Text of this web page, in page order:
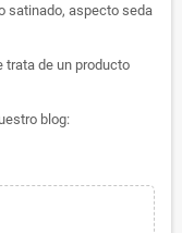
satinado, aspecto seda
trata de un producto
blog: